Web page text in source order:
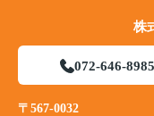
株
072-646-8985
〒567-0032